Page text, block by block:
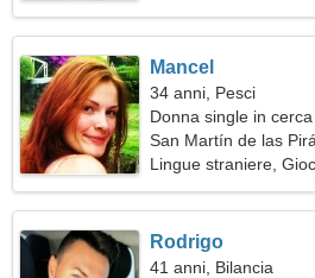
Mancel
34 anni, Pesci
Donna single in
San Martín de las
Lingue straniere,
Rodrigo
41 anni, Bilancia